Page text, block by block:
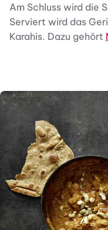
Am Schluss wird die
Serviert wird das
Karahis. Dazu gehört